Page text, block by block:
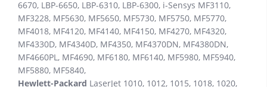
6670, LBP-6650, LBP-6310, LBP-6300, i-Sensys MF3110,
MF3228, MF5630, MF5650, MF5730, MF5750, MF5770,
MF4018, MF4120, MF4140, MF4150, MF4270, MF4320,
MF4330D, MF4340D, MF4350, MF4370DN, MF4380DN,
MF4660PL, MF4690, MF6180, MF6140, MF5980, MF5940,
MF5880, MF5840,
Hewlett-Packard LaserJet 1010, 1012, 1015, 1018, 1020,